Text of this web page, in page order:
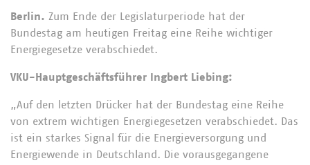
Berlin. Zum Ende der Legislaturperiode hat der
Bundestag am heutigen Freitag eine Reihe wichtiger
Energiegesetze verabschiedet.
VKU-Hauptgeschäftsführer Ingbert Liebing:
„Auf den letzten Drücker hat der Bundestag eine Reihe
von extrem wichtigen Energiegesetzen verabschiedet. Das
ist ein starkes Signal für die Energieversorgung und
Energiewende in Deutschland. Die vorausgegangene